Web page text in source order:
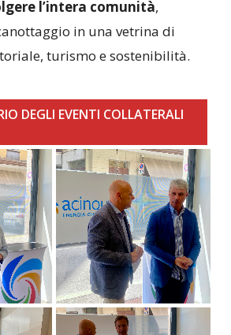
turismo e sostenibilità.